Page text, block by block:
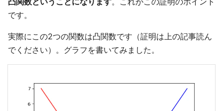
です。
実際にこの2つの関数は凸関数です（証明は上の記事読ん
でください）。グラフを書いてみました。